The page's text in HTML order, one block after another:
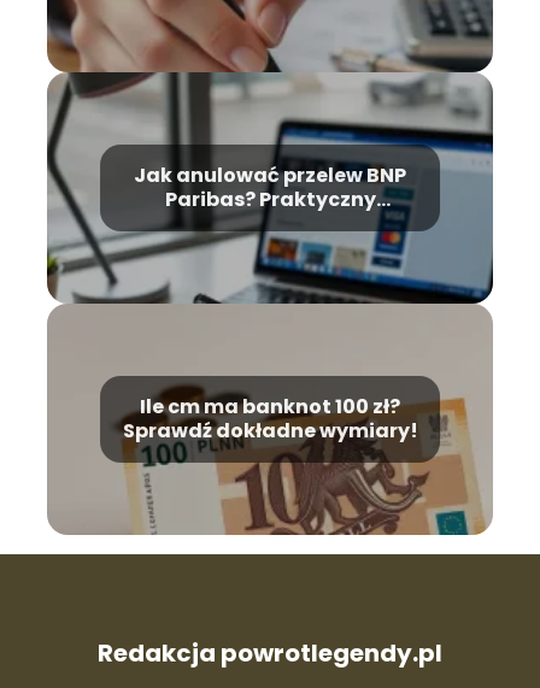
Jak anulować przelew BNP
Paribas? Praktyczny
przewodnik krok po kroku
Ile cm ma banknot 100 zł?
Sprawdź dokładne wymiary!
Redakcja powrotlegendy.pl